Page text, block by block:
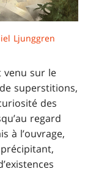
Ljunggren
venu sur le
superstitions,
des
regard
à l’ouvrage,